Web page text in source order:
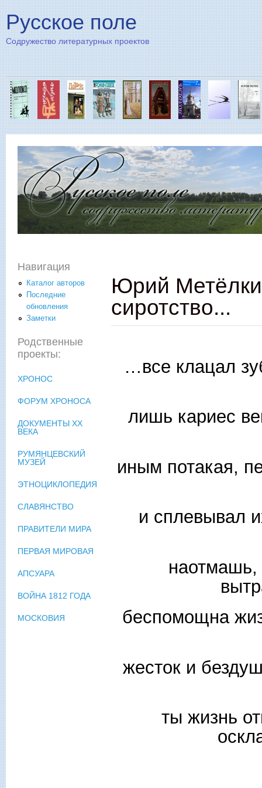
Русское поле
Содружество литературных проектов
Юрий
сиротство...
…все клацал
лишь кариес
иным потакая,
и сплевывал
наотмашь,
беспомощна
жесток и
ты жизнь
Навигация
Каталог авторов
Последние
обновления
Заметки
Родственные
проекты:
ХРОНОС
ФОРУМ ХРОНОСА
ДОКУМЕНТЫ XX
ВЕКА
РУМЯНЦЕВСКИЙ
МУЗЕЙ
ЭТНОЦИКЛОПЕДИЯ
СЛАВЯНСТВО
ПРАВИТЕЛИ МИРА
ПЕРВАЯ МИРОВАЯ
АПСУАРА
ВОЙНА 1812 ГОДА
МОСКОВИЯ